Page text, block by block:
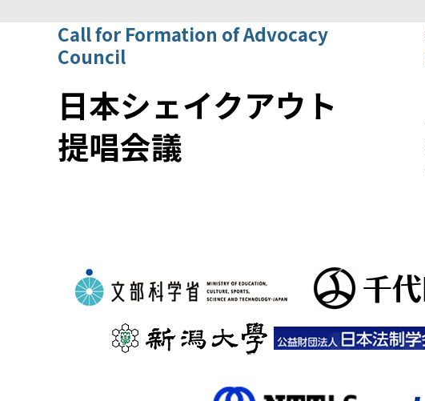
Call for Formation of Advocacy
Council
日本シェイクアウト
提唱会議